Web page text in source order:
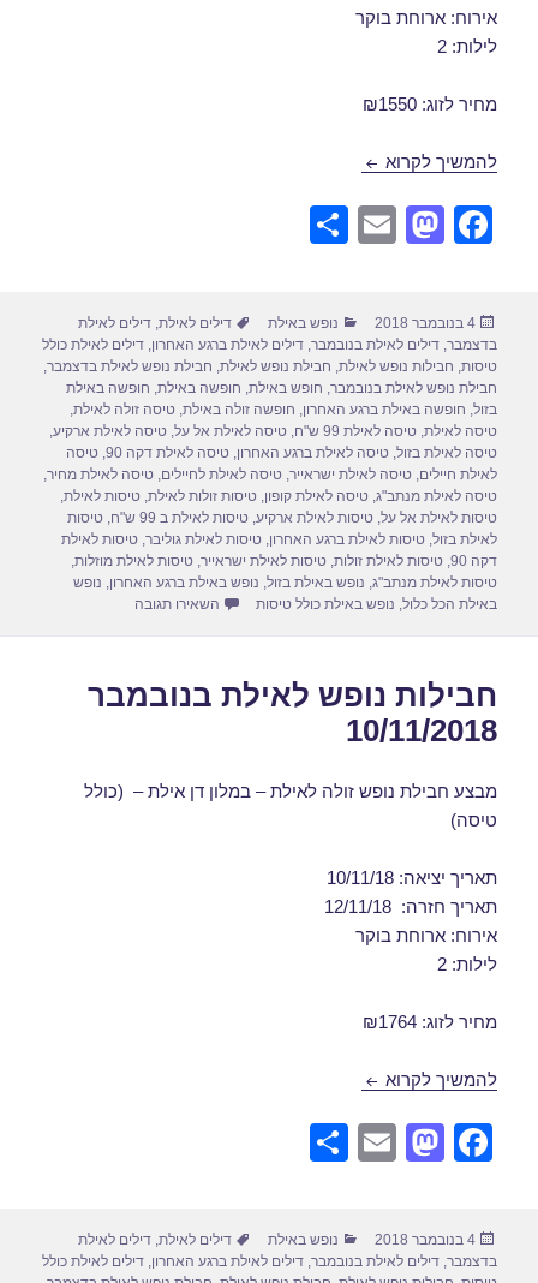
אירוח: ארוחת בוקר
לילות: 2
מחיר לזוג: ₪1550
להמשיך לקרוא חבילות נופש לאילת בנובמבר 15/11/2018
F
e
b
o
o
k
M
o
d
o
n
E
e
פורסם
בתאריך
4 בנובמבר 2018 קטגוריות
נופש באילת תגיות
דילים לאילת,דילים לאילת
בדצמבר,דילים לאילת בנובמבר,דילים לאילת ברגע האחרון,דילים לאילת כולל
טיסות, חבילות נופש לאילת, חבילת נופש לאילת, חבילת נופש לאילת בדצמבר,
חבילת נופש לאילת בנובמבר, חופש באילת, חופשה באילת, חופשה באילת
בזול, חופשה באילת ברגע האחרון, חופשה זולה באילת,טיסה זולה לאילת,
טיסה לאילת,טיסה לאילת 99 ש"ח ,טיסה לאילת אל על,טיסה לאילת ארקיע,
טיסה לאילת בזול,טיסה לאילת ברגע האחרון,טיסה לאילת דקה 90 ,טיסה
לאילת חיילים,טיסה לאילת ישראייר,טיסה לאילת לחיילים,טיסה לאילת מחיר,
טיסה לאילת מנתב"ג,טיסה לאילת קופון,טיסות זולות לאילת,טיסות לאילת,
טיסות לאילת אל על,טיסות לאילת ארקיע,טיסות לאילת ב 99 ש"ח ,טיסות
לאילת בזול,טיסות לאילת ברגע האחרון,טיסות לאילת גוליבר,טיסות לאילת
דקה 90
,טיסות לאילת זולות,טיסות לאילת ישראייר,טיסות לאילת מוזלות,
טיסות לאילת מנתב"ג, נופש באילת בזול, נופש באילת ברגע האחרון, נופש
באילת הכל כלול, נופש באילת כולל טיסות השאירו תגובה
חבילות נופש לאילת בנובמבר
10/11/2018
מבצע חבילת נופש זולה לאילת – במלון דן אילת – (כולל
טיסה)
תאריך יציאה: 10/11/18
תאריך חזרה: 12/11/18
אירוח: ארוחת בוקר
לילות: 2
מחיר לזוג: ₪1764
להמשיך לקרוא חבילות נופש לאילת בנובמבר 10/11/2018
F
e
M
o
E
e
פורסם
בתאריך
4 בנובמבר 2018 קטגוריות
נופש באילת תגיות
דילים לאילת,דילים לאילת
בדצמבר,דילים לאילת בנובמבר,דילים לאילת ברגע האחרון,דילים לאילת כולל